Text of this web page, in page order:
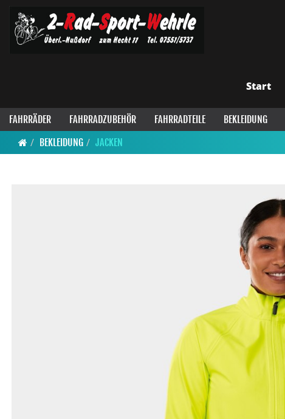
Start
FAHRRÄDER FAHRRADZUBEHÖR FAHRRADTEILE BEKLEIDUNG
BEKLEIDUNG
JACKEN